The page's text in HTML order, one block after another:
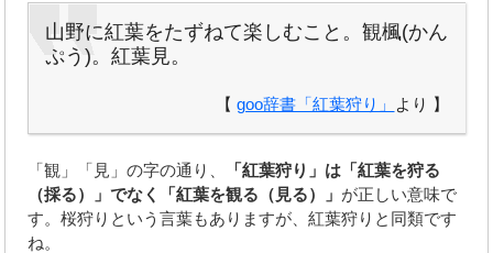
山野に紅葉をたずねて楽しむこと。観楓(かん
ぷう)。紅葉見。
【 goo辞書「紅葉狩り」 より 】
「観」「見」の字の通り、
「紅葉狩り」は「紅葉を狩る
（採る）」でなく「紅葉を観る（見る）」 が正しい意味で
す。桜狩りという言葉もありますが、紅葉狩りと同類です
ね。